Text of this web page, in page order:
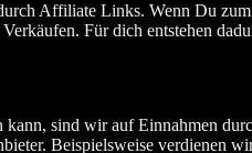
Affiliate Links. Wenn Du
Für dich entstehen
kann, sind wir auf Einnahmen
Beispielsweise verdienen